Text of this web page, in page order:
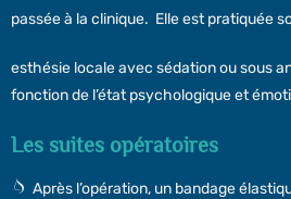
passée à la clinique. Elle est pratiquée
esthésie locale avec sédation ou sous
fonction de l’état psychologique et
Les suites opératoires
Après l’opération, un bandage